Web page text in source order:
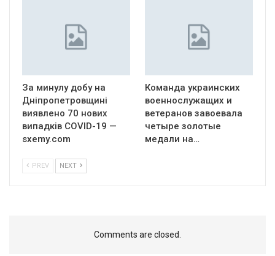
За минулу добу на
Дніпропетровщині
виявлено 70 нових
випадків COVID-19 —
sxemy.com
Команда украинских
военнослужащих и
ветеранов завоевала
четыре золотые
медали на…
PREV NEXT
Comments are closed.